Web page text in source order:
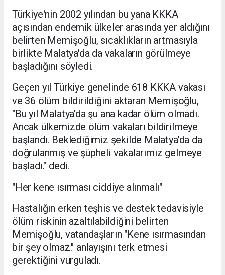
Türkiye'nin 2002 yılından bu yana KKKA
açısından endemik ülkeler arasında yer aldığını
belirten Memişoğlu, sıcaklıkların artmasıyla
birlikte Malatya'da da vakaların görülmeye
başladığını söyledi.
Geçen yıl Türkiye genelinde 618 KKKA vakası
ve 36 ölüm bildirildiğini aktaran Memişoğlu,
"Bu yıl Malatya'da şu ana kadar ölüm olmadı.
Ancak ülkemizde ölüm vakaları bildirilmeye
başlandı. Beklediğimiz şekilde Malatya'da da
doğrulanmış ve şüpheli vakalarımız gelmeye
başladı." dedi.
"Her kene ısırması ciddiye alınmalı"
Hastalığın erken teşhis ve destek tedavisiyle
ölüm riskinin azaltılabildiğini belirten
Memişoğlu, vatandaşların "Kene ısırmasından
bir şey olmaz." anlayışını terk etmesi
gerektiğini vurguladı.